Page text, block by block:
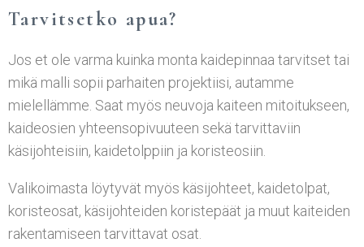
Tarvitsetko apua?
Jos et ole varma kuinka monta kaidepinnaa tarvitset tai
mikä malli sopii parhaiten projektiisi, autamme
mielellämme. Saat myös neuvoja kaiteen mitoitukseen,
kaideosien yhteensopivuuteen sekä tarvittaviin
käsijohteisiin, kaidetolppiin ja koristeosiin.
Valikoimasta löytyvät myös käsijohteet, kaidetolpat,
koristeosat, käsijohteiden koristepäät ja muut kaiteiden
rakentamiseen tarvittavat osat.